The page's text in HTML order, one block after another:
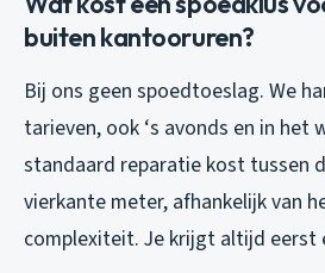
buiten kantooruren?
Bij ons geen spoedtoeslag. We
tarieven, ook ‘s avonds en in het
standaard reparatie kost tussen
vierkante meter, afhankelijk van
complexiteit. Je krijgt altijd eerst